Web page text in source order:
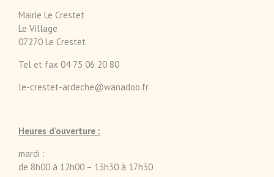
Mairie Le Crestet
Le Village
07270 Le Crestet
Tel et fax 04 75 06 20 80
le-crestet-ardeche@wanadoo.fr
Heures d’ouverture :
mardi :
de 8h00 à 12h00 – 13h30 à 17h30